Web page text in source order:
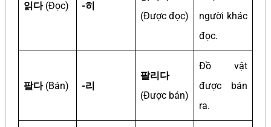
읽다(Đọc) -히
(Được đọc)
người khác
đọc.
팔다(Bán) -리
팔리다
(Được bán)
Đồ vật
được bán
ra.